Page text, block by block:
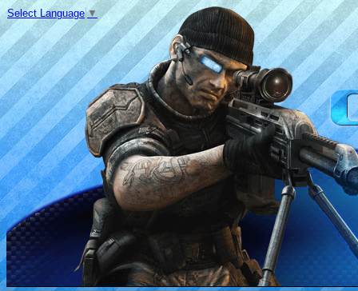
Select Language ▼